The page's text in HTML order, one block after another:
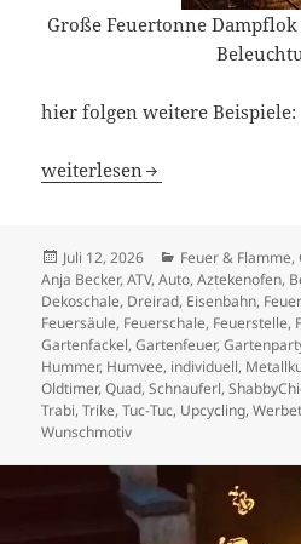
Große Feuertonne
hier folgen weitere Beispiele:
Fahrzeuge und Eisen-
weiterlesen
Veröffentlicht
am
Juli 12, 2026 Kategorien
Feuer & Flamme,
Anja Becker,ATV,Auto,Aztekenofen,
Dekoschale, Dreirad, Eisenbahn,
Feuersäule, Feuerschale, Feuerstelle,
Gartenfackel,Gartenfeuer,
Hummer, Humvee, individuell,
Oldtimer,Quad,Schnauferl,
Trabi,Trike,Tuc-Tuc, Upcycling,
Wunschmotiv